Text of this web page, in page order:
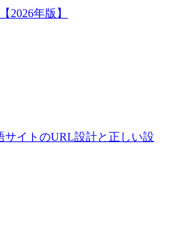
2026年版】
サイトのURL設計と正しい設